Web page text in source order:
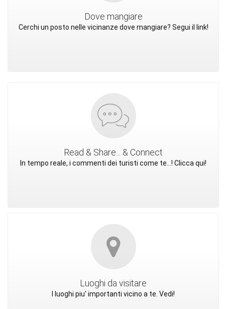
Dove mangiare
Cerchi un posto nelle vicinanze dove mangiare? Segui il link!
Read & Share... & Connect
In tempo reale, i commenti dei turisti come te...! Clicca qui!
Luoghi da visitare
I luoghi piu' importanti vicino a te. Vedi!